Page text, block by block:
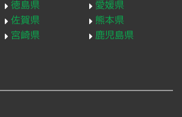
徳島県
愛媛県
佐賀県
熊本県
宮崎県
鹿児島県